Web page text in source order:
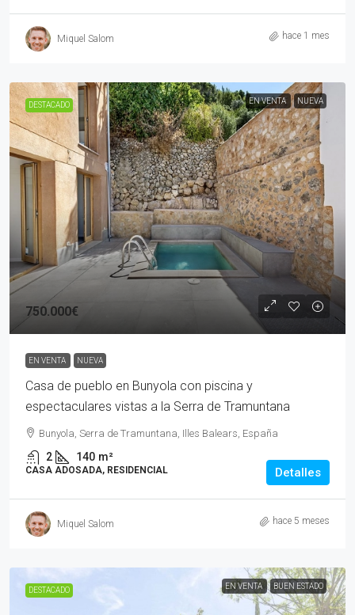
Miquel Salom hace 1 mes
DESTACADO EN VENTA NUEVA
750.000€
EN VENTA NUEVA
Casa de pueblo en Bunyola con piscina y
espectaculares vistas a la Serra de Tramuntana
Bunyola, Serra de Tramuntana, Illes Balears, España
2 140 m²
CASA ADOSADA, RESIDENCIAL Detalles
Miquel Salom hace 5 meses
DESTACADO EN VENTA BUEN ESTADO